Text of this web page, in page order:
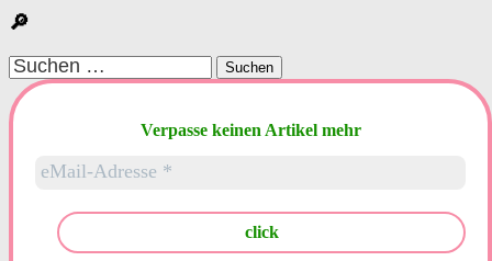
🔎
Suchen
nach:
Verpasse keinen Artikel mehr